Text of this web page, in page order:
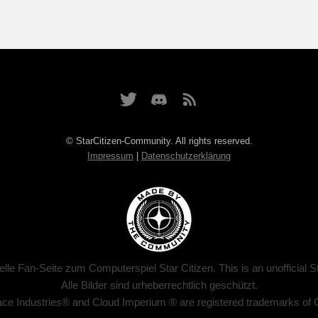
© StarCitizen-Community. All rights reserved.
Impressum
Datenschutzerklärung
Fan-Seite zum Computerspiel Star Citizen. This is an unofficial
Alle Bilder sind urheberrechtlich geschützt.
Industries® and Cloud Imperium ® are registered trademarks of